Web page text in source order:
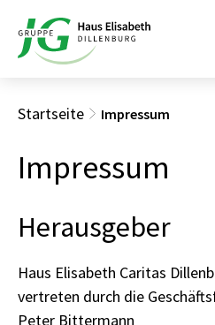
Startseite Impressum
Impressum
Herausgeber
Haus Elisabeth Caritas
vertreten durch die
Peter Bittermann